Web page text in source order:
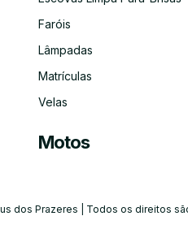
Faróis
Lâmpadas
Matrículas
Velas
Motos
dos Prazeres | Todos os direitos